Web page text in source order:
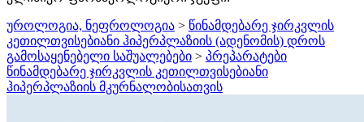
უროლოგია, ნეფროლოგია > წინამდებარე ჯირკვლის
კეთილთვისებიანი ჰიპერპლაზიის (ადენომის) დროს
გამოსაყენებელი საშუალებები > პრეპარატები
წინამდებარე ჯირკვლის კეთილთვისებიანი
ჰიპერპლაზიის მკურნალობისათვის